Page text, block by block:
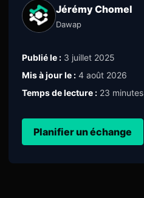
Jérémy Chomel
Dawap
Publié le : 3 juillet 2025
Mis à jour le : 4 août 2026
Temps de lecture : 23 minutes
Planifier un échange